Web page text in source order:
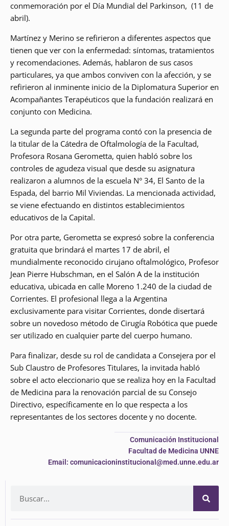
conmemoración por el Día Mundial del Parkinson, (11 de
abril).
Martínez y Merino se refirieron a diferentes aspectos que
tienen que ver con la enfermedad: síntomas, tratamientos
y recomendaciones. Además, hablaron de sus casos
particulares, ya que ambos conviven con la afección, y se
refirieron al inminente inicio de la Diplomatura Superior en
Acompañantes Terapéuticos que la fundación realizará en
conjunto con Medicina.
La segunda parte del programa contó con la presencia de
la titular de la Cátedra de Oftalmología de la Facultad,
Profesora Rosana Gerometta, quien habló sobre los
controles de agudeza visual que desde su asignatura
realizaron a alumnos de la escuela N° 34, El Santo de la
Espada, del barrio Mil Viviendas. La mencionada actividad,
se viene efectuando en distintos establecimientos
educativos de la Capital.
Por otra parte, Gerometta se expresó sobre la conferencia
gratuita que brindará el martes 17 de abril, el
mundialmente reconocido cirujano oftalmológico, Profesor
Jean Pierre Hubschman, en el Salón A de la institución
educativa, ubicada en calle Moreno 1.240 de la ciudad de
Corrientes. El profesional llega a la Argentina
exclusivamente para visitar Corrientes, donde disertará
sobre un novedoso método de Cirugía Robótica que puede
ser utilizado en cualquier parte del cuerpo humano.
Para finalizar, desde su rol de candidata a Consejera por el
Sub Claustro de Profesores Titulares, la invitada habló
sobre el acto eleccionario que se realiza hoy en la Facultad
de Medicina para la renovación parcial de su Consejo
Directivo, específicamente en lo que respecta a los
representantes de los sectores docente y no docente.
Comunicación Institucional
Facultad de Medicina UNNE
Email: comunicacioninstitucional@med.unne.edu.ar